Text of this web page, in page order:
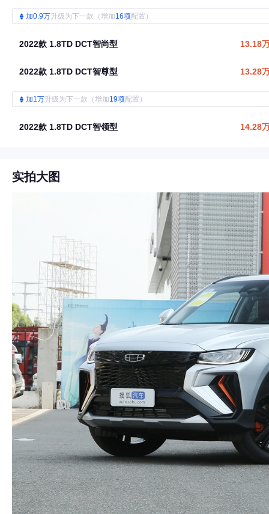
加0.9万升级为下一款（增加16项配置）
2022款 1.8TD DCT智尚型 13.18
2022款 1.8TD DCT智尊型 13.28
加1万升级为下一款（增加19项配置）
2022款 1.8TD DCT智领型 14.28
实拍大图